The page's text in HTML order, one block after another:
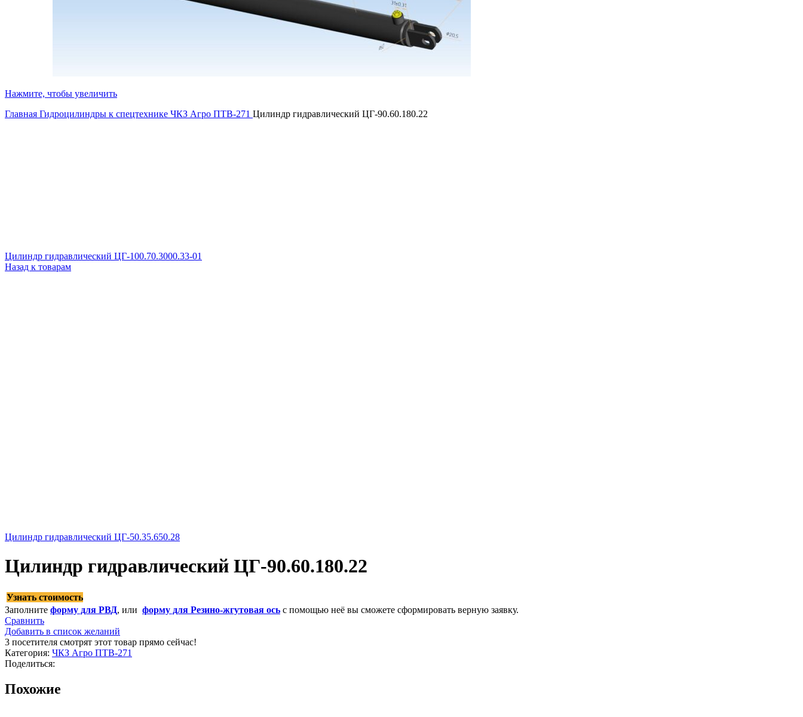
Нажмите, чтобы увеличить
Главная Гидроцилиндры к спецтехнике ЧКЗ Агро ПТВ-271 Цилиндр гидравлический ЦГ-90.60.180.22
Цилиндр гидравлический ЦГ-100.70.3000.33-01
Назад к товарам
Цилиндр гидравлический ЦГ-50.35.650.28
Цилиндр гидравлический ЦГ-90.60.180.22
Узнать стоимость
Заполните форму для РВД, или форму для Резино-жгутовая ось с помощью неё вы сможете сформировать верную заявку.
Сравнить
Добавить в список желаний
3 посетителя смотрят этот товар прямо сейчас!
Категория: ЧКЗ Агро ПТВ-271
Поделиться:
Похожие